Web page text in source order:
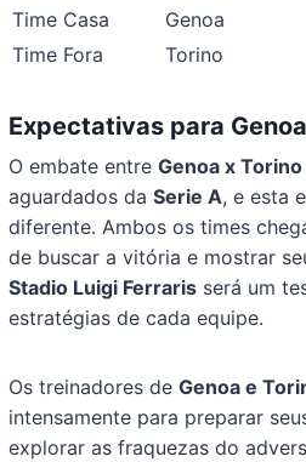
Time Casa
Genoa
Time Fora
Torino
Expectativas para
O embate entreGenoa x Torino
aguardados daSerie A, e esta
diferente. Ambos os times
de buscar a vitória e mostrar
Stadio Luigi Ferraris será um
estratégias de cada equipe.
Os treinadores deGenoa e
intensamente para preparar
explorar as fraquezas do